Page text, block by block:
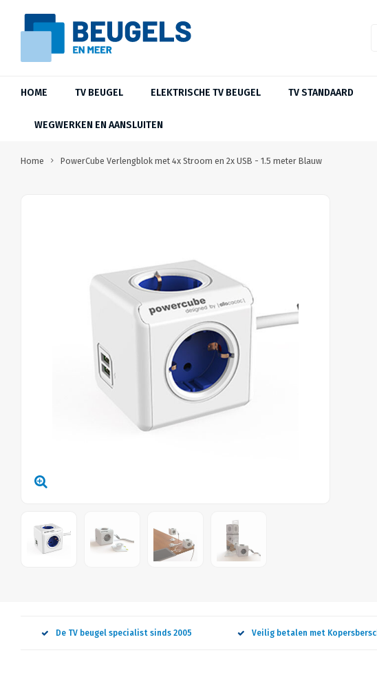
HOME TV BEUGEL ELEKTRISCHE TV BEUGEL TV STANDAARD
WEGWERKEN EN AANSLUITEN
Home PowerCube Verlengblok met 4x Stroom en 2x USB - 1.5 meter Blauw
De TV beugel specialist sinds 2005 Veilig betalen met